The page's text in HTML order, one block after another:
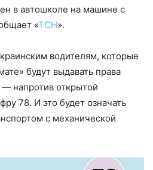
в автошколе на машине с
«ТСН».
водителям, которые
будут выдавать права
напротив открытой
78. И это будет означать
с механической